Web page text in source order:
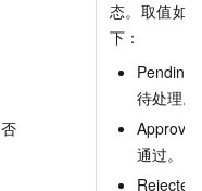
否
态。取值如
下：
Pending
待处理。
通过。
Rejected